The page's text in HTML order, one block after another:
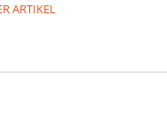
ARTIKEL